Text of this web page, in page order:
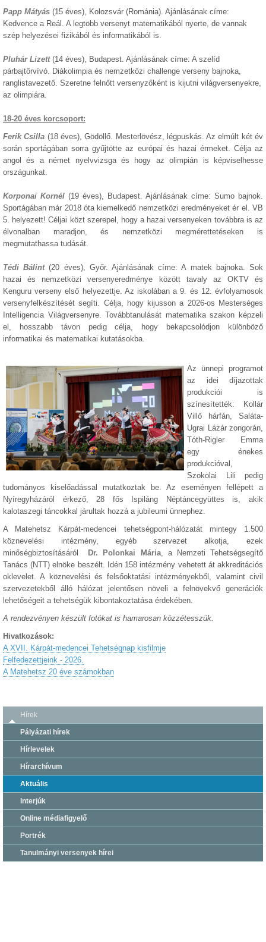
Papp Mátyás (15 éves), Kolozsvár (Románia). Ajánlásának címe:
Kedvence a Reál. A legtöbb versenyt matematikából nyerte, de vannak
szép helyezései fizikából és informatikából is.
Pluhár Lizett(14 éves), Budapest. Ajánlásának címe: A szelíd
párbajtőrvívó. Diákolimpia és nemzetközi challenge verseny bajnoka,
ranglistavezető. Szeretne felnőtt versenyzőként is kijutni világversenyekre,
az olimpiára.
18-20 éves korcsoport:
Ferik Csilla (18 éves), Gödöllő. Mesterlövész, légpuskás. Az elmúlt két év
során sportágában sorra gyűjtötte az európai és hazai érmeket. Célja az
angol és a német nyelvvizsga és hogy az olimpián is képviselhesse
országunkat.
Korponai Kornél (19 éves), Budapest. Ajánlásának címe: Sumo bajnok.
Sportágában már 2018 óta kiemelkedő nemzetközi eredményeket ér el. VB
5. helyezett! Céljai közt szerepel, hogy a hazai versenyeken továbbra is az
élvonalban maradjon, és nemzetközi megmérettetéseken is
megmutathassa tudását.
Tédi Bálint(20 éves), Győr. Ajánlásának címe: A matek bajnoka. Sok
hazai és nemzetközi versenyeredménye között tavaly az OKTV és
Kenguru verseny első helyezettje. Az iskolában a 9. és 12. évfolyamosok
versenyfelkészítését segíti. Célja, hogy kijusson a 2026-os Mesterséges
Intelligencia Világversenyre. Továbbtanulását matematika szakon képzeli
el, hosszabb távon pedig célja, hogy bekapcsolódjon különböző
informatikai és matematikai kutatásokba.
Az ünnepi programot
az idei díjazottak
produkciói is
színesítették: Kollár
Villő hárfán, Saláta-
Ugrai Lázár zongorán,
Tóth-Rigler Emma
egy énekes
produkcióval,
Szokolai Lili pedig
tudományos kiselőadással mutatkoztak be. Az eseményen fellépett a
Nyíregyházáról érkező, 28 fős Ispiláng Néptáncegyüttes is, akik
kalotaszegi táncokkal járultak hozzá a jubileumi ünnephez.
A Matehetsz Kárpát-medencei tehetségpont-hálózatát mintegy 1.500
köznevelési intézmény, egyéb szervezet alkotja, ezek
minőségbiztosításáról
Dr. Polonkai Mária, a Nemzeti Tehetségsegítő
Tanács (NTT) elnöke beszélt. Idén 158 intézmény vehetett át akkreditációs
oklevelet. A köznevelési és felsőoktatási intézményekből, valamint civil
szervezetekből álló hálózat jelentősen növeli a felnövekvő generációk
lehetőségeit a tehetségük kibontakoztatása érdekében.
A rendezvényen készült fotókat is hamarosan közzétesszük.
Hivatkozások:
A XVII. Kárpát-medencei Tehetségnap kisfilmje
Felfedezettjeink - 2026.
A Matehetsz 20 éve számokban
Hírek
Pályázati hírek
Hírlevelek
Hírarchívum
Aktuális
Interjúk
Online médiafigyelő
Portrék
Tanulmányi versenyek hírei